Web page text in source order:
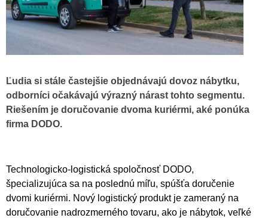
Ľudia si stále častejšie objednávajú dovoz nábytku,
odborníci očakávajú výrazný nárast tohto segmentu.
Riešením je doručovanie dvoma kuriérmi, aké ponúka
firma DODO.
Technologicko-logistická spoločnosť DODO,
špecializujúca sa na poslednú míľu, spúšťa doručenie
dvomi kuriérmi. Nový logistický produkt je zameraný na
doručovanie nadrozmerného tovaru, ako je nábytok, veľké